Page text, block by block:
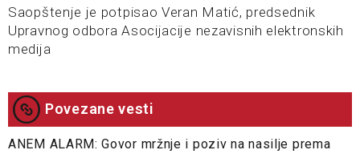
Saopštenje je potpisao Veran Matić, predsednik
Upravnog odbora Asocijacije nezavisnih elektronskih
medija
Povezane vesti
ANEM ALARM: Govor mržnje i poziv na nasilje prema